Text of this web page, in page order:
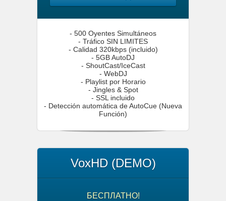
- 500 Oyentes Simultáneos
- Tráfico SIN LIMITES
- Calidad 320kbps (incluido)
- 5GB AutoDJ
- ShoutCast/IceCast
- WebDJ
- Playlist por Horario
- Jingles & Spot
- SSL incluido
- Detección automática de AutoCue (Nueva
Función)
VoxHD (DEMO)
БЕСПЛАТНО!